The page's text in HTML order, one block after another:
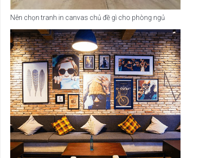
Nên chọn tranh in canvas chủ đề gì cho phòng ngủ